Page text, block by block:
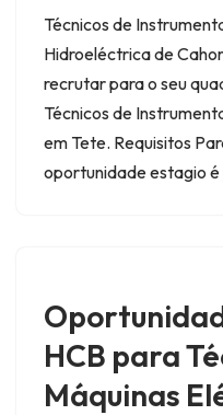
Técnicos de
Hidroeléctrica de
recrutar para o seu
Técnicos de
em Tete. Requisitos
oportunidade estagio
HCB para
Máquinas